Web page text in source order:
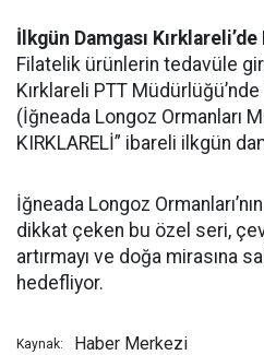
İlkgün Damgası Kırklareli’de
Filatelik ürünlerin tedavüle
Kırklareli PTT
(İğneada Longoz Ormanları
KIRKLARELİ” ibareli ilkgün
İğneada Longoz
dikkat çeken bu özel seri,
artırmayı ve doğa mirasına
hedefliyor.
Kaynak: Haber Merkezi